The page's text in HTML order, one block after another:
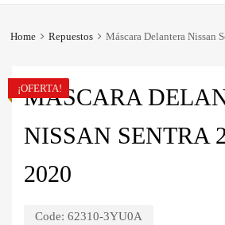
Home Repuestos Máscara Delantera Nissan
MÁSCARA
NISSAN SENTRA
2020
Code: 62310-3YU0A
¡OFERTA!